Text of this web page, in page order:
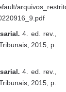
4. ed. rev.,
2015, p.
4. ed. rev.,
2015, p.